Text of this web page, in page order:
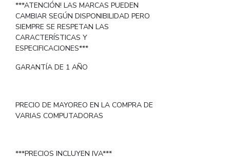
***ATENCIÓN! LAS MARCAS PUEDEN
CAMBIAR SEGÚN DISPONIBILIDAD PERO
SIEMPRE SE RESPETAN LAS
CARACTERÍSTICAS Y
ESPECIFICACIONES***
GARANTÍA DE 1 AÑO
PRECIO DE MAYOREO EN LA COMPRA DE
VARIAS COMPUTADORAS
***PRECIOS INCLUYEN IVA***